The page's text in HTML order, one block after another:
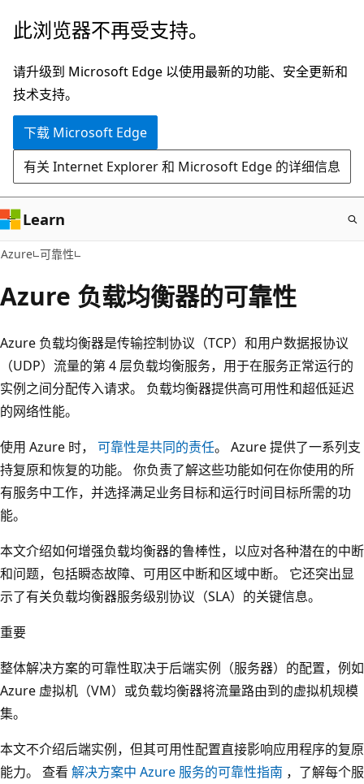
跳
主
要
内
此浏览器不再受支持。
请升级到 Microsoft Edge 以使用最新的功能、安全更新和
技术支持。
下载 Microsoft Edge
有关 Internet Explorer 和 Microsoft Edge 的详细信息
Learn
Azure 可靠性
Azure 负载均衡器的可靠性
Azure 负载均衡器是传输控制协议（TCP）和用户数据报协议
（UDP）流量的第 4 层负载均衡服务，用于在服务正常运行的
实例之间分配传入请求。 负载均衡器提供高可用性和超低延迟
的网络性能。
使用 Azure 时， 可靠性是共同的责任。 Azure 提供了一系列支
持复原和恢复的功能。 你负责了解这些功能如何在你使用的所
有服务中工作，并选择满足业务目标和运行时间目标所需的功
能。
本文介绍如何增强负载均衡器的鲁棒性，以应对各种潜在的中断
和问题，包括瞬态故障、可用区中断和区域中断。 它还突出显
示了有关负载均衡器服务级别协议（SLA）的关键信息。
重要
整体解决方案的可靠性取决于后端实例（服务器）的配置，例如
Azure 虚拟机（VM）或负载均衡器将流量路由到的虚拟机规模
集。
本文不介绍后端实例，但其可用性配置直接影响应用程序的复原
能力。 查看 解决方案中 Azure 服务的可靠性指南 ，了解每个服